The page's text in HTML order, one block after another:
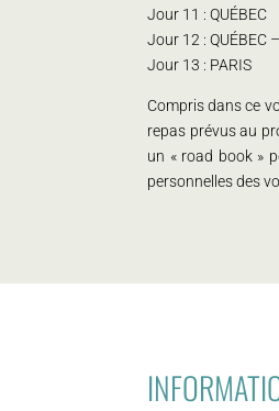
Jour 11 : QUÉBEC
Jour 12 : QUÉBEC
Jour 13 : PARIS
Compris dans ce
repas prévus au
un « road book »
personnelles des